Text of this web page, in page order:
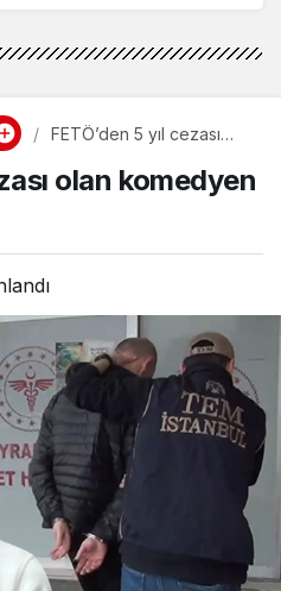
FETÖ’den 5 yıl cezası
yakalandı
olan komedyen